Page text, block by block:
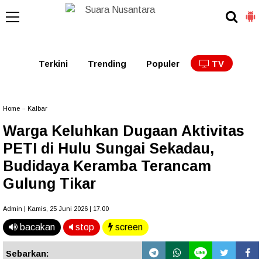
Kalbar Kalteng
Terkini Trending Populer TV
Home Kalbar
Warga Keluhkan Dugaan Aktivitas
PETI di Hulu Sungai Sekadau,
Budidaya Keramba Terancam
Gulung Tikar
Admin | Kamis, 25 Juni 2026 | 17.00
bacakan stop screen
Sebarkan: